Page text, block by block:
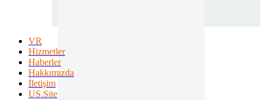
VR
Hizmetler
Haberler
Hakkımızda
İletişim
US.Site